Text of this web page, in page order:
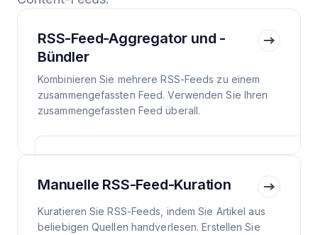
RSS-Feed-Aggregator und -
Bündler
Kombinieren Sie mehrere RSS-Feeds zu einem
zusammengefassten Feed. Verwenden Sie Ihren
zusammengefassten Feed überall.
Manuelle RSS-Feed-Kuration
Kuratieren Sie RSS-Feeds, indem Sie Artikel aus
beliebigen Quellen handverlesen. Erstellen Sie